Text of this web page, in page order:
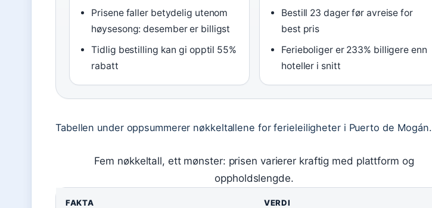
Prisene faller betydelig utenom
høysesong: desember er billigst
Tidlig bestilling kan gi opptil 55%
rabatt
Bestill 23 dager før avreise for
best pris
Ferieboliger er 233% billigere enn
hoteller i snitt
Tabellen under oppsummerer nøkkeltallene for ferieleiligheter i Puerto de Mogán.
Fem nøkkeltall, ett mønster: prisen varierer kraftig med plattform og
oppholdslengde.
FAKTA VERDI